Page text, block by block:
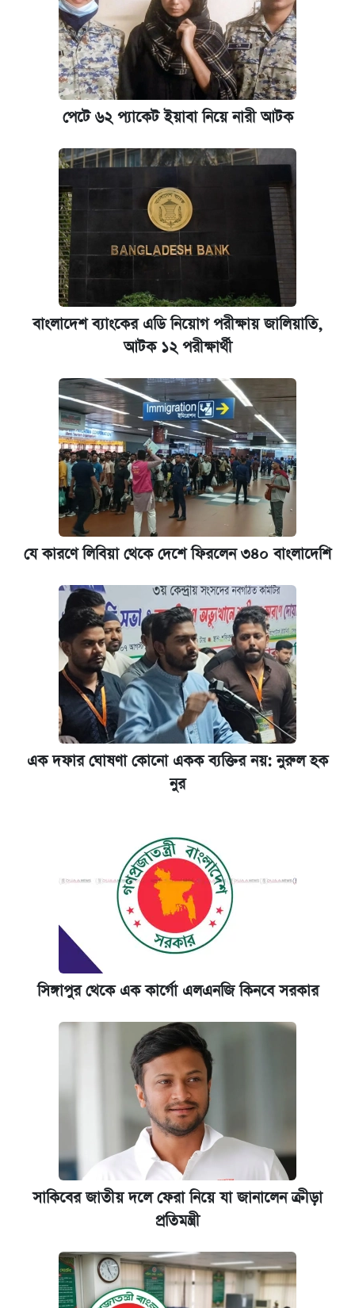
আজকের বাজারে স্বর্ণের দাম (৪ আগস্ট)
নবম জাতীয় পে-স্কেল নিয়ে সর্বশেষ যা জানা গেল
পাঁচ দপ্তরে নতুন সচিব নিয়োগ দিল সরকার
কবে হবে মেডিকেল ভর্তি পরীক্ষা, জানা গেল যা
আজকের বাজারে স্বর্ণ-রুপার দাম (৫ আগস্ট)
আজকের বাজারে স্বর্ণের দাম (৬ আগস্ট)
ঢাবি আইবিএর এক্সিকিউটিভ এমবিএতে ভর্তি শুরু,
আবেদন ১২ আগস্ট পর্যন্ত
পেটে ৬২ প্যাকেট ইয়াবা নিয়ে নারী আটক
বাংলাদেশ ব্যাংকের এডি নিয়োগ পরীক্ষায় জালিয়াতি,
আটক ১২ পরীক্ষার্থী
যে কারণে লিবিয়া থেকে দেশে ফিরলেন ৩৪০ বাংলাদেশি
এক দফার ঘোষণা কোনো একক ব্যক্তির নয়: নুরুল হক
নুর
সিঙ্গাপুর থেকে এক কার্গো এলএনজি কিনবে সরকার
সাকিবের জাতীয় দলে ফেরা নিয়ে যা জানালেন ক্রীড়া
প্রতিমন্ত্রী